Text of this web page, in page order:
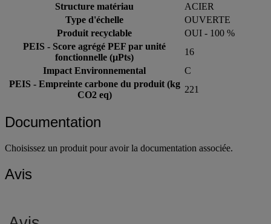
Structure matériau
ACIER
Type d'échelle
OUVERTE
Produit recyclable
OUI - 100 %
PEIS - Score agrégé PEF par unité
fonctionnelle (µPts)
16
Impact Environnemental
C
PEIS - Empreinte carbone du produit (kg
CO2 eq)
221
Documentation
Choisissez un produit pour avoir la documentation associée.
Avis